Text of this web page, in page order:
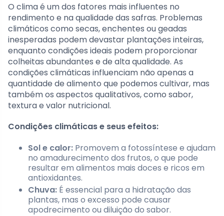
O clima é um dos fatores mais influentes no
rendimento e na qualidade das safras. Problemas
climáticos como secas, enchentes ou geadas
inesperadas podem devastar plantações inteiras,
enquanto condições ideais podem proporcionar
colheitas abundantes e de alta qualidade. As
condições climáticas influenciam não apenas a
quantidade de alimento que podemos cultivar, mas
também os aspectos qualitativos, como sabor,
textura e valor nutricional.
Condições climáticas e seus efeitos:
Sol e calor: Promovem a fotossíntese e ajudam
no amadurecimento dos frutos, o que pode
resultar em alimentos mais doces e ricos em
antioxidantes.
Chuva: É essencial para a hidratação das
plantas, mas o excesso pode causar
apodrecimento ou diluição do sabor.